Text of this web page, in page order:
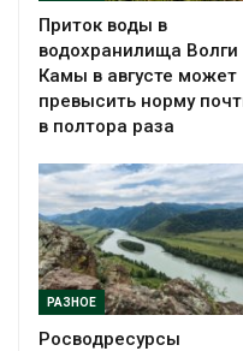
Приток воды в
водохранилища Волги
Камы в августе может
превысить норму
в полтора раза
РАЗНОЕ
Росводресурсы